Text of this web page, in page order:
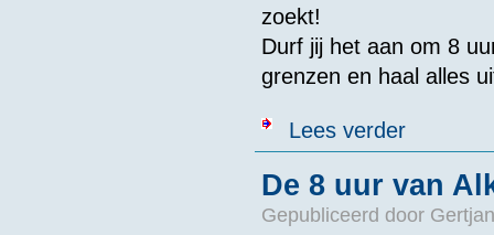
zoekt!
Durf jij het aan om 8
grenzen en haal alles
Lees verderover De 8 uur
De 8 uur van
Gepubliceerd door